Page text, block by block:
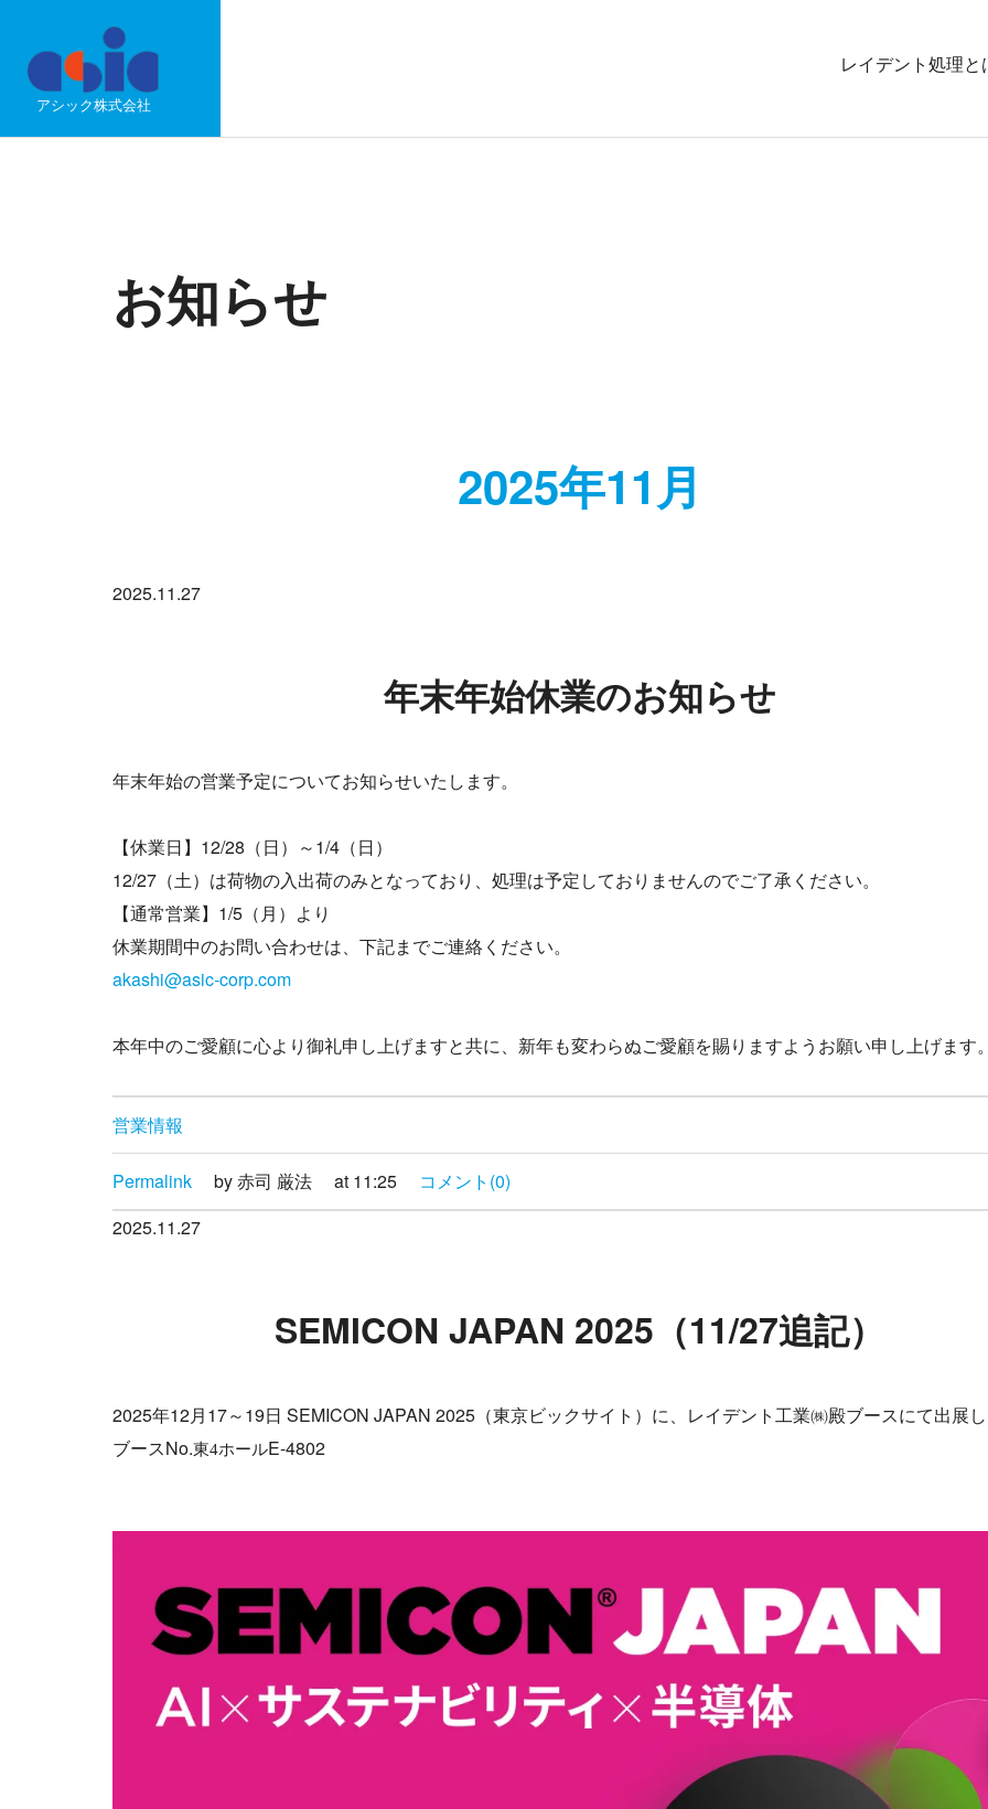
アシック株式会社
レイデント処理と
お知らせ
2025年11月
2025.11.27
年末年始休業のお知らせ
年末年始の営業予定についてお知らせいたします。
【休業日】12/28（日）～1/4（日）
12/27（土）は荷物の入出荷のみとなっており、処理は予定しておりませんのでご了承ください。
【通常営業】1/5（月）より
休業期間中のお問い合わせは、下記までご連絡ください。
akashi@asic-corp.com
本年中のご愛顧に心より御礼申し上げますと共に、新年も変わらぬご愛顧を賜りますようお願い申し上げます
営業情報
Permalink by 赤司 厳法 at 11:25
コメント(0)
2025.11.27
SEMICON JAPAN 2025（11/27追記）
2025年12月17～19日 SEMICON JAPAN 2025（東京ビックサイト）に、レイデント工業㈱殿ブースにて出展
ブースNo.東4ホールE-4802